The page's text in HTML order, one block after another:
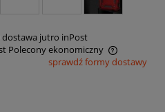
dostawa jutro inPost
Polecony ekonomiczny
kosztów płatności
sprawdź formy dostawy